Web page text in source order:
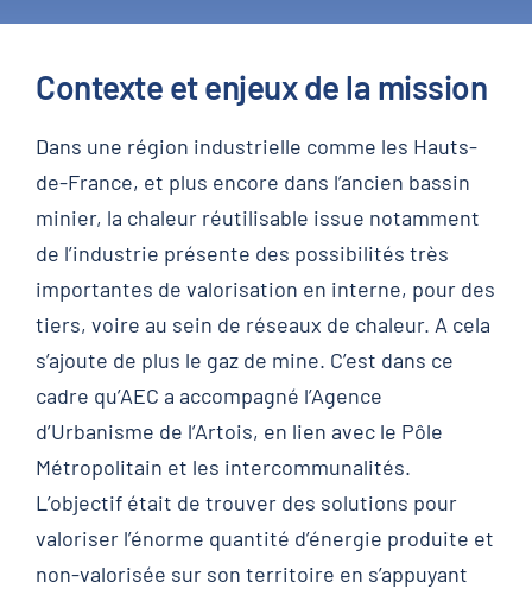
Contexte et enjeux de la mission
Dans une région industrielle comme les Hauts-
de-France, et plus encore dans l’ancien bassin
minier, la chaleur réutilisable issue notamment
de l’industrie présente des possibilités très
importantes de valorisation en interne, pour des
tiers, voire au sein de réseaux de chaleur. A cela
s’ajoute de plus le gaz de mine. C’est dans ce
cadre qu’AEC a accompagné l’Agence
d’Urbanisme de l’Artois, en lien avec le Pôle
Métropolitain et les intercommunalités.
L’objectif était de trouver des solutions pour
valoriser l’énorme quantité d’énergie produite et
non-valorisée sur son territoire en s’appuyant